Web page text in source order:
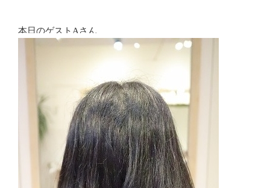
本日のゲストAさん